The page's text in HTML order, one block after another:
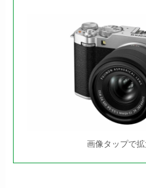
画像タップで